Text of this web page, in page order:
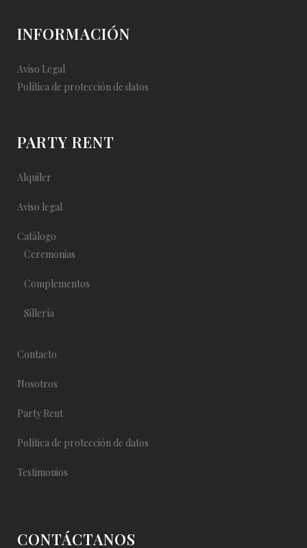
INFORMACIÓN
Aviso Legal
Política de protección de datos
PARTY RENT
Alquiler
Aviso legal
Catálogo
Ceremonias
Complementos
Sillería
Contacto
Nosotros
Party Rent
Política de protección de datos
Testimonios
CONTÁCTANOS